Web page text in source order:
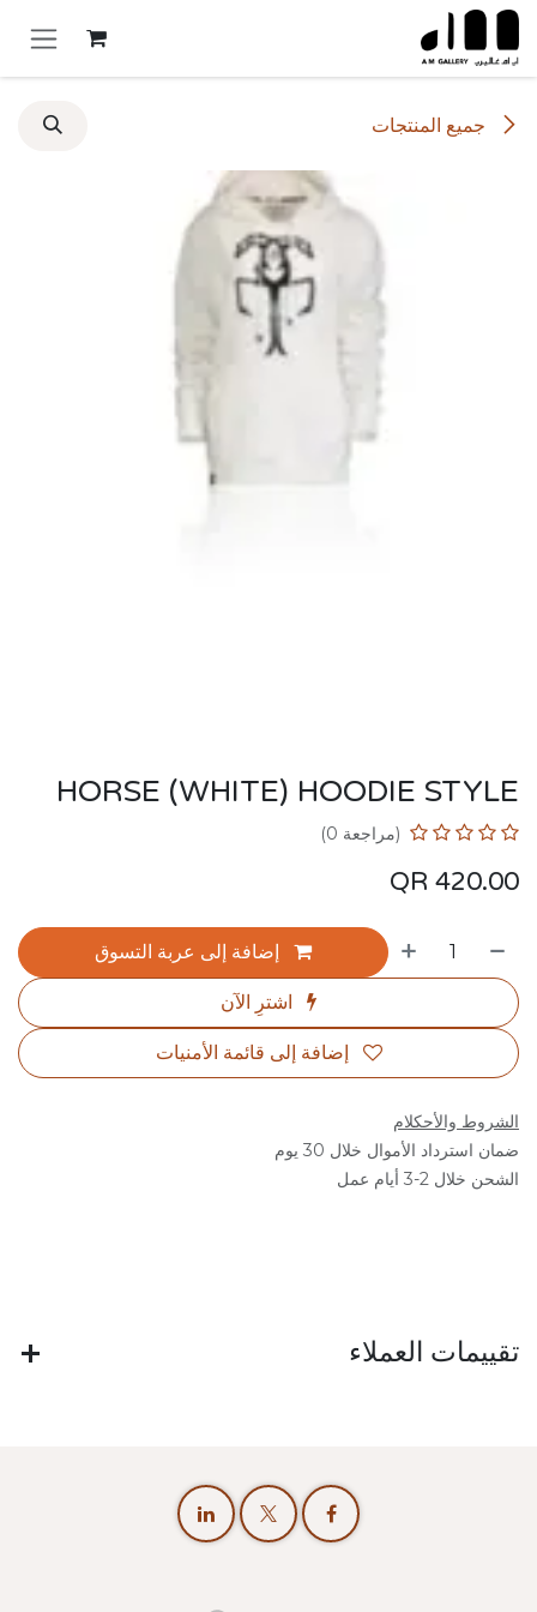
تخطي للذهاب إلى المحتوى
جميع المنتجات
HORSE (WHITE) HOODIE STYLE
(مراجعة 0)
420.00
إضافة إلى عربة التسوق
اشترِ الآن
إضافة إلى قائمة الأمنيات
الشروط والأحكلام
ضمان استرداد الأموال خلال 30 يوم
الشحن خلال 2-3 أيام عمل
تقييمات العملاء